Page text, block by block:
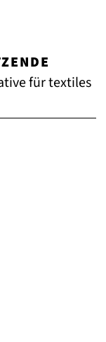
für textiles